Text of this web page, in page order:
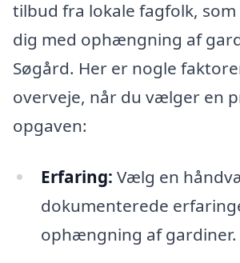
tilbud fra lokale fagfolk,
dig med ophængning af
Søgård. Her er nogle
overveje, når du vælger en
opgaven:
Erfaring: Vælg en
dokumenterede
ophængning af gardiner.